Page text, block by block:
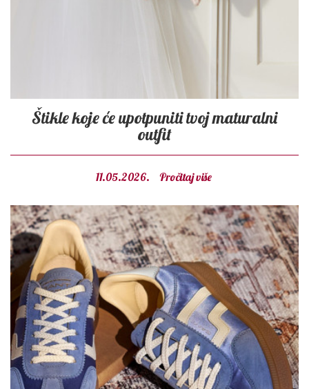
Štikle koje će upotpuniti tvoj maturalni
outfit
11.05.2026. Pročitaj više